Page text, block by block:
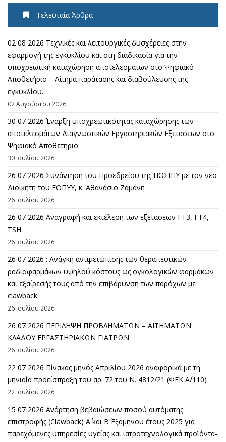
Τελευταία Άρθρα
02 08 2026 Τεχνικές και λειτουργικές δυσχέρειες στην
εφαρμογή της εγκυκλίου και στη διαδικασία για την
υποχρεωτική καταχώρηση αποτελεσμάτων στο Ψηφιακό
Αποθετήριο – Αίτημα παράτασης και διαβούλευσης της
εγκυκλίου.
02 Αυγούστου 2026
30 07 2026 Έναρξη υποχρεωτικότητας καταχώρησης των
αποτελεσμάτων Διαγνωστικών Εργαστηριακών Εξετάσεων στο
Ψηφιακό Αποθετήριο
30 Ιουλίου 2026
26 07 2026 Συνάντηση του Προεδρείου της ΠΟΣΙΠΥ με τον νέο
Διοικητή του ΕΟΠΥΥ, κ. Αθανάσιο Ζαμάνη
26 Ιουλίου 2026
26 07 2026 Αναγραφή και εκτέλεση των εξετάσεων FT3, FT4,
TSH
26 Ιουλίου 2026
26 07 2026 : Ανάγκη αντιμετώπισης των θεραπευτικών
ραδιοφαρμάκων υψηλού κόστους ως ογκολογικών φαρμάκων
και εξαίρεσής τους από την επιβάρυνση των παρόχων με
clawback.
26 Ιουλίου 2026
26 07 2026 ΠΕΡΙΛΗΨΗ ΠΡΟΒΛΗΜΑΤΩΝ – ΑΙΤΗΜΑΤΩΝ
ΚΛΑΔΟΥ ΕΡΓΑΣΤΗΡΙΑΚΩΝ ΓΙΑΤΡΩΝ
26 Ιουλίου 2026
22 07 2026 Πίνακας μηνός Απριλίου 2026 αναφορικά με τη
μηνιαία προείσπραξη του αρ. 72 του Ν. 4812/21 (ΦΕΚ Α΄/110)
22 Ιουλίου 2026
15 07 2026 Ανάρτηση βεβαιώσεων ποσού αυτόματης
επιστροφής (Clawback) A΄ και Β΄ Εξαμήνου έτους 2025 για
παρεχόμενες υπηρεσίες υγείας και ιατροτεχνολογικά προϊόντα-